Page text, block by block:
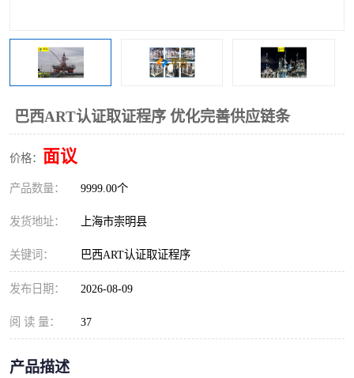
巴西ART认证取证程序 优化完善供应链条
价格： 面议
产品数量： 9999.00个
发货地址： 上海市崇明县
关键词： 巴西ART认证取证程序
发布日期： 2026-08-09
阅 读 量： 37
产品描述